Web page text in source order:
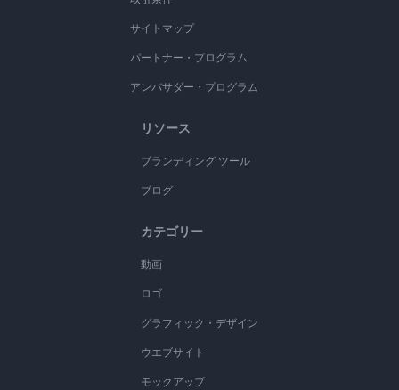
サイトマップ
パートナー・プログラム
アンバサダー・プログラム
リソース
ブランディング ツール
ブログ
カテゴリー
動画
ロゴ
グラフィック・デザイン
ウエブサイト
モックアップ